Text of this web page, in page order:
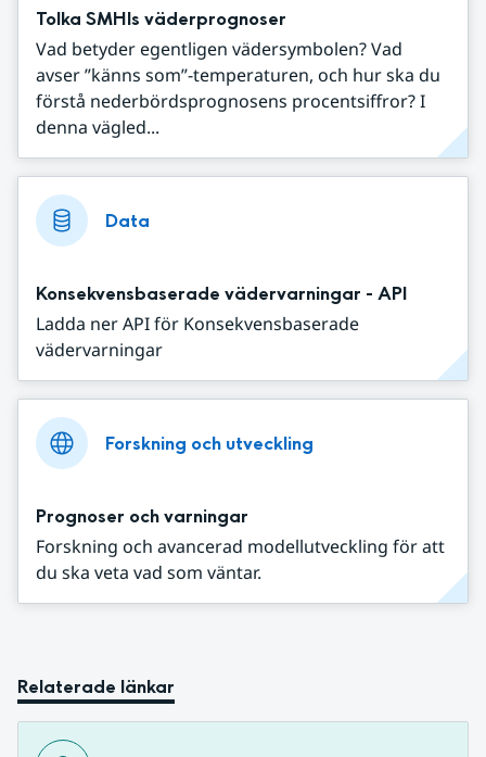
Tolka SMHIs väderprognoser
Vad betyder egentligen vädersymbolen? Vad
avser ”känns som”-temperaturen, och hur ska du
förstå nederbördsprognosens procentsiffror? I
denna vägled...
Data
Konsekvensbaserade vädervarningar - API
Ladda ner API för Konsekvensbaserade
vädervarningar
Forskning och utveckling
Prognoser och varningar
Forskning och avancerad modellutveckling för att
du ska veta vad som väntar.
Relaterade länkar